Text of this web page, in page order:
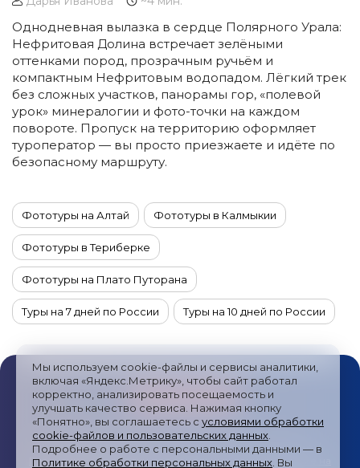
Мы используем cookie-файлы и сервисы аналитики,
включая «Яндекс.Метрику», чтобы сайт работал
корректно, анализировать посещаемость и
улучшать качество сервиса. Нажимая кнопку
«Понятно», вы соглашаетесь с условиями обработки
cookie-файлов и пользовательских данных
Подробнее о работе с персональными данными — в
Политике обработки персональных данных . Вы
Однодневная вылазка в сердце Полярного Урала:
Нефритовая Долина встречает зелёными
оттенками пород, прозрачным ручьём и
компактным Нефритовым водопадом. Лёгкий трек
без сложных участков, панорамы гор, «полевой
урок» минералогии и фото-точки на каждом
повороте. Пропуск на территорию оформляет
туроператор — вы просто приезжаете и идёте по
безопасному маршруту.
Фототуры на Алтай Фототуры в Калмыкии
Фототуры в Териберке
Фототуры на Плато Путорана
Туры на 7 дней по России Туры на 10 дней по России
Туры на 12 дней по России
Туры на 13 дней по России Туры на 14 дней по России
Туры на 15 дней по России Туры на 4 дня по России
Туры на 6 дней по России Туры на 5 дней по России
Публичная оферта/Пользовательское соглашение/
Политика обработки персональных данных/Согласие на